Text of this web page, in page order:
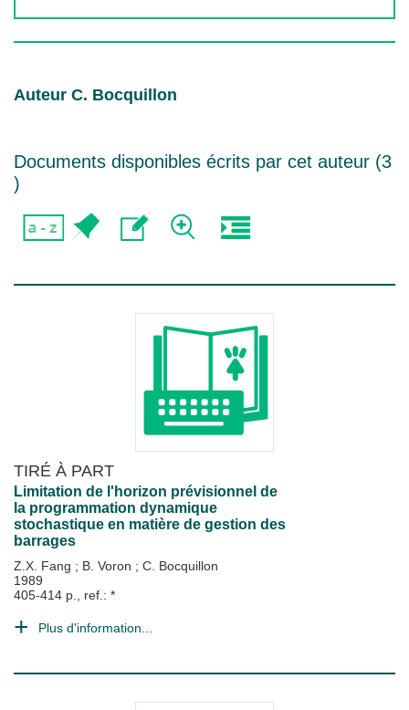
Auteur C. Bocquillon
Documents disponibles écrits par cet auteur (3
)
TIRÉ À PART
Limitation de l'horizon prévisionnel de
la programmation dynamique
stochastique en matière de gestion des
barrages
Z.X. Fang ; B. Voron ; C. Bocquillon
1989
405-414 p., ref.: *
Plus d'information...